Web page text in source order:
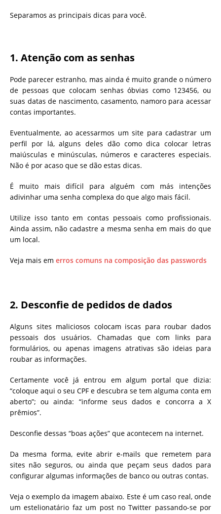
Separamos as principais dicas para você.
1. Atenção com as senhas
Pode parecer estranho, mas ainda é muito grande o número
de pessoas que colocam senhas óbvias como 123456, ou
suas datas de nascimento, casamento, namoro para acessar
contas importantes.
Eventualmente, ao acessarmos um site para cadastrar um
perfil por lá, alguns deles dão como dica colocar letras
maiúsculas e minúsculas, números e caracteres especiais.
Não é por acaso que se dão estas dicas.
É muito mais difícil para alguém com más intenções
adivinhar uma senha complexa do que algo mais fácil.
Utilize isso tanto em contas pessoais como profissionais.
Ainda assim, não cadastre a mesma senha em mais do que
um local.
Veja mais em erros comuns na composição das passwords
2. Desconfie de pedidos de dados
Alguns sites maliciosos colocam iscas para roubar dados
pessoais dos usuários. Chamadas que com links para
formulários, ou apenas imagens atrativas são ideias para
roubar as informações.
Certamente você já entrou em algum portal que dizia:
“coloque aqui o seu CPF e descubra se tem alguma conta em
aberto”; ou ainda: “informe seus dados e concorra a X
prêmios”.
Desconfie dessas “boas ações” que acontecem na internet.
Da mesma forma, evite abrir e-mails que remetem para
sites não seguros, ou ainda que peçam seus dados para
configurar algumas informações de banco ou outras contas.
Veja o exemplo da imagem abaixo. Este é um caso real, onde
um estelionatário faz um post no Twitter passando-se por